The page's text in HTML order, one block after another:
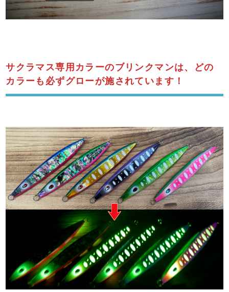
サクラマス専用カラーのブリンクマンは、どの
カラーも必ずグローが施されています！